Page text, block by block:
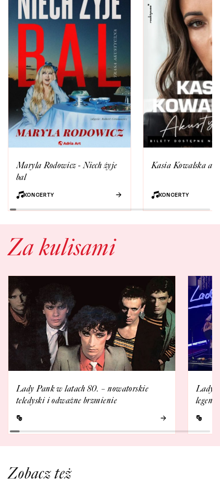
Maryla Rodowicz - Niech żyje
bal
KONCERTY
Kasia Kowalska
KONCERTY
Za kulisami
Lady Pank w latach 80. – nowatorskie
teledyski i odważne brzmienie
Lady
Zobacz też